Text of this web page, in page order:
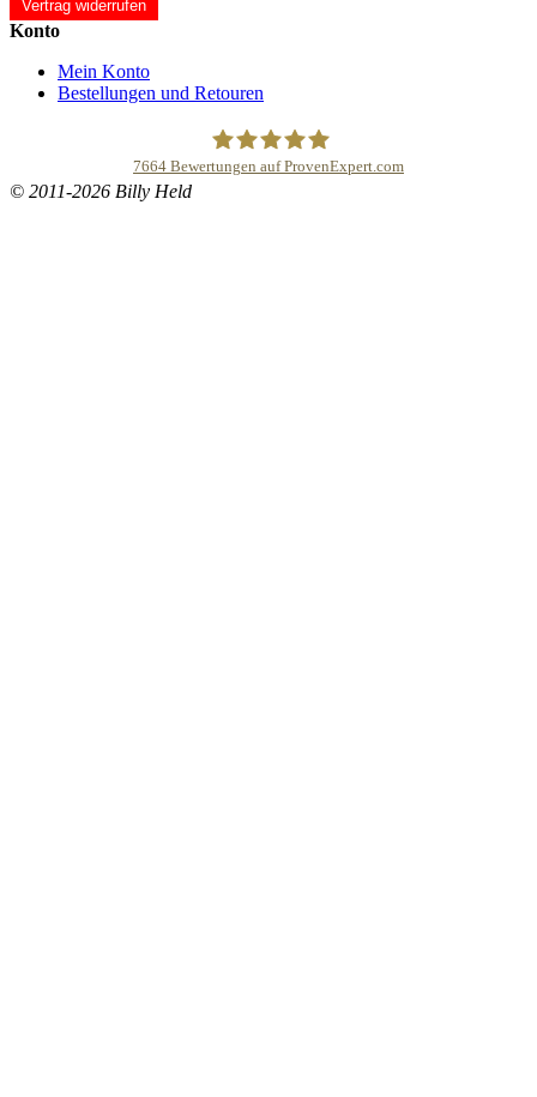
Vertrag widerrufen
Konto
Mein Konto
Bestellungen und Retouren
7664 Bewertungen auf ProvenExpert.com
© 2011-2026 Billy Held